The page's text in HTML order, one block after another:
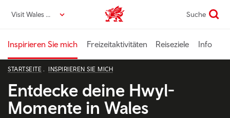
zumVisit Wales DE VisitWales home Suche
Inspirieren Sie mich Freizeitaktivitäten Reiseziele Info
STARTSEITE INSPIRIEREN SIE MICH
Entdecke deine Hwyl-
Momente in Wales